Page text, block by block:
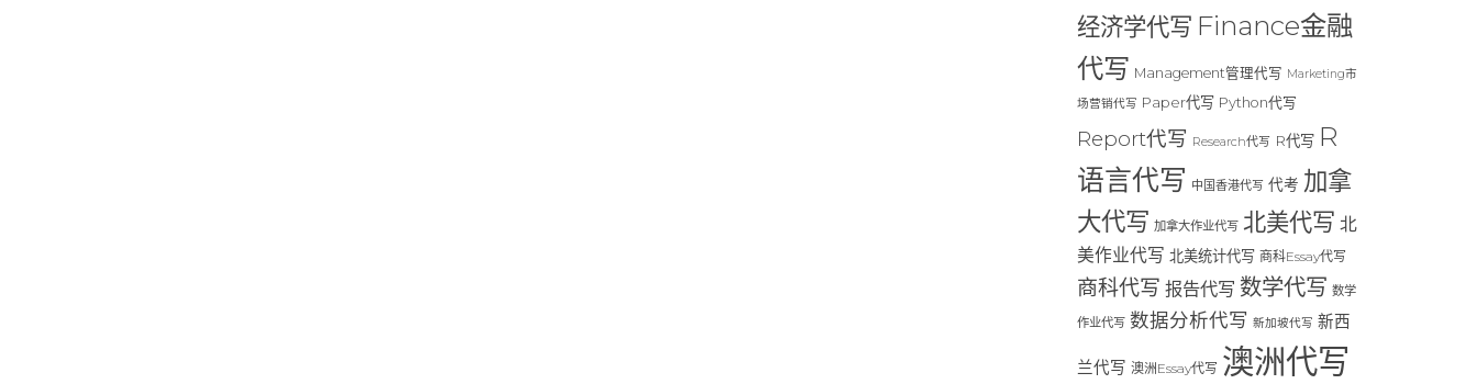
经济学代写 Finance金融
代写 Management管理代写 Marketing市
场营销代写 Paper代写 Python代写
Report代写 Research代写 R代写 R
语言代写 中国香港代写 代考 加拿
大代写 加拿大作业代写 北美代写 北
美作业代写 北美统计代写 商科Essay代写
商科代写 报告代写 数学代写 数学
作业代写 数据分析代写 新加坡代写 新西
兰代写 澳洲Essay代写 澳洲代写